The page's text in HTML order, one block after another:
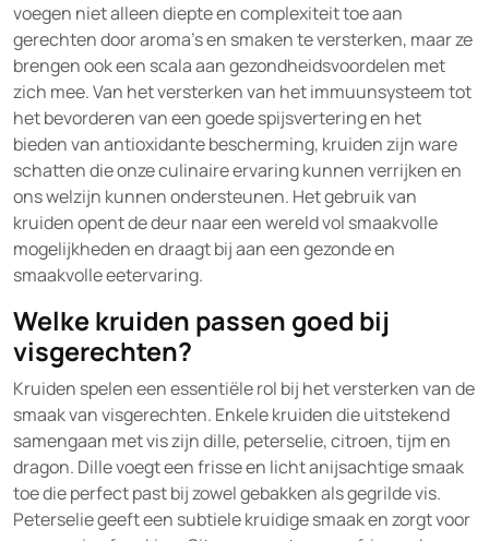
voegen niet alleen diepte en complexiteit toe aan
gerechten door aroma’s en smaken te versterken, maar ze
brengen ook een scala aan gezondheidsvoordelen met
zich mee. Van het versterken van het immuunsysteem tot
het bevorderen van een goede spijsvertering en het
bieden van antioxidante bescherming, kruiden zijn ware
schatten die onze culinaire ervaring kunnen verrijken en
ons welzijn kunnen ondersteunen. Het gebruik van
kruiden opent de deur naar een wereld vol smaakvolle
mogelijkheden en draagt bij aan een gezonde en
smaakvolle eetervaring.
Welke kruiden passen goed bij
visgerechten?
Kruiden spelen een essentiële rol bij het versterken van de
smaak van visgerechten. Enkele kruiden die uitstekend
samengaan met vis zijn dille, peterselie, citroen, tijm en
dragon. Dille voegt een frisse en licht anijsachtige smaak
toe die perfect past bij zowel gebakken als gegrilde vis.
Peterselie geeft een subtiele kruidige smaak en zorgt voor